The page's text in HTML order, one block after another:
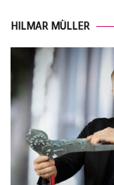
HILMAR MÜLLER